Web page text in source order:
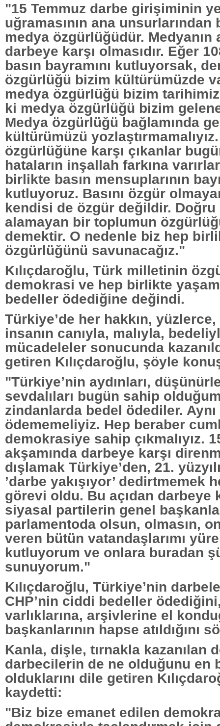
"15 Temmuz darbe girişiminin
uğramasının ana
medya özgürlüğüdür. Medyanın
darbeye karşı olmasıdır. Eğer
basın bayramını kutluyorsak,
özgürlüğü bizim kültürümüzde
medya özgürlüğü bizim
ki medya özgürlüğü bizim
Medya özgürlüğü bağlamında
kültürümüzü
özgürlüğüne karşı çıkanlar
hataların inşallah farkına
birlikte basın mensuplarının
kutluyoruz. Basını özgür
kendisi de özgür değildir. Doğru
alamayan bir toplumun
demektir. O nedenle biz hep
özgürlüğünü savunacağız."
Kılıçdaroğlu, Türk milletinin
demokrasi ve hep birlikte
bedeller ödediğine değindi.
Türkiye’de her hakkın,
insanın canıyla, malıyla,
mücadeleler sonucunda
getiren Kılıçdaroğlu, şöyle
"Türkiye’nin aydınları,
sevdalıları bugün sahip
zindanlarda bedel ödediler. Aynı
ödememeliyiz. Hep beraber
demokrasiye sahip çıkmalıyız.
akşamında darbeye karşı
dışlamak Türkiye’den, 21.
’darbe yakışıyor’ dedirtmemek
görevi oldu. Bu açıdan darbeye
siyasal partilerin genel
parlamentoda olsun, olmasın,
veren bütün vatandaşlarımı
kutluyorum ve onlara buradan
sunuyorum."
Kılıçdaroğlu, Türkiye’nin
CHP’nin ciddi bedeller
varlıklarına, arşivlerine el
başkanlarının hapse atıldığını
Kanla, dişle, tırnakla kazanılan
darbecilerin de ne olduğunu en
olduklarını dile getiren
kaydetti:
"Biz bize emanet edilen